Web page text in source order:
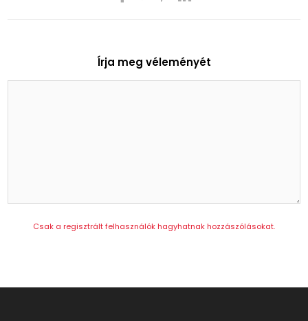
Írja meg véleményét
Csak a regisztrált felhasználók hagyhatnak hozzászólásokat.